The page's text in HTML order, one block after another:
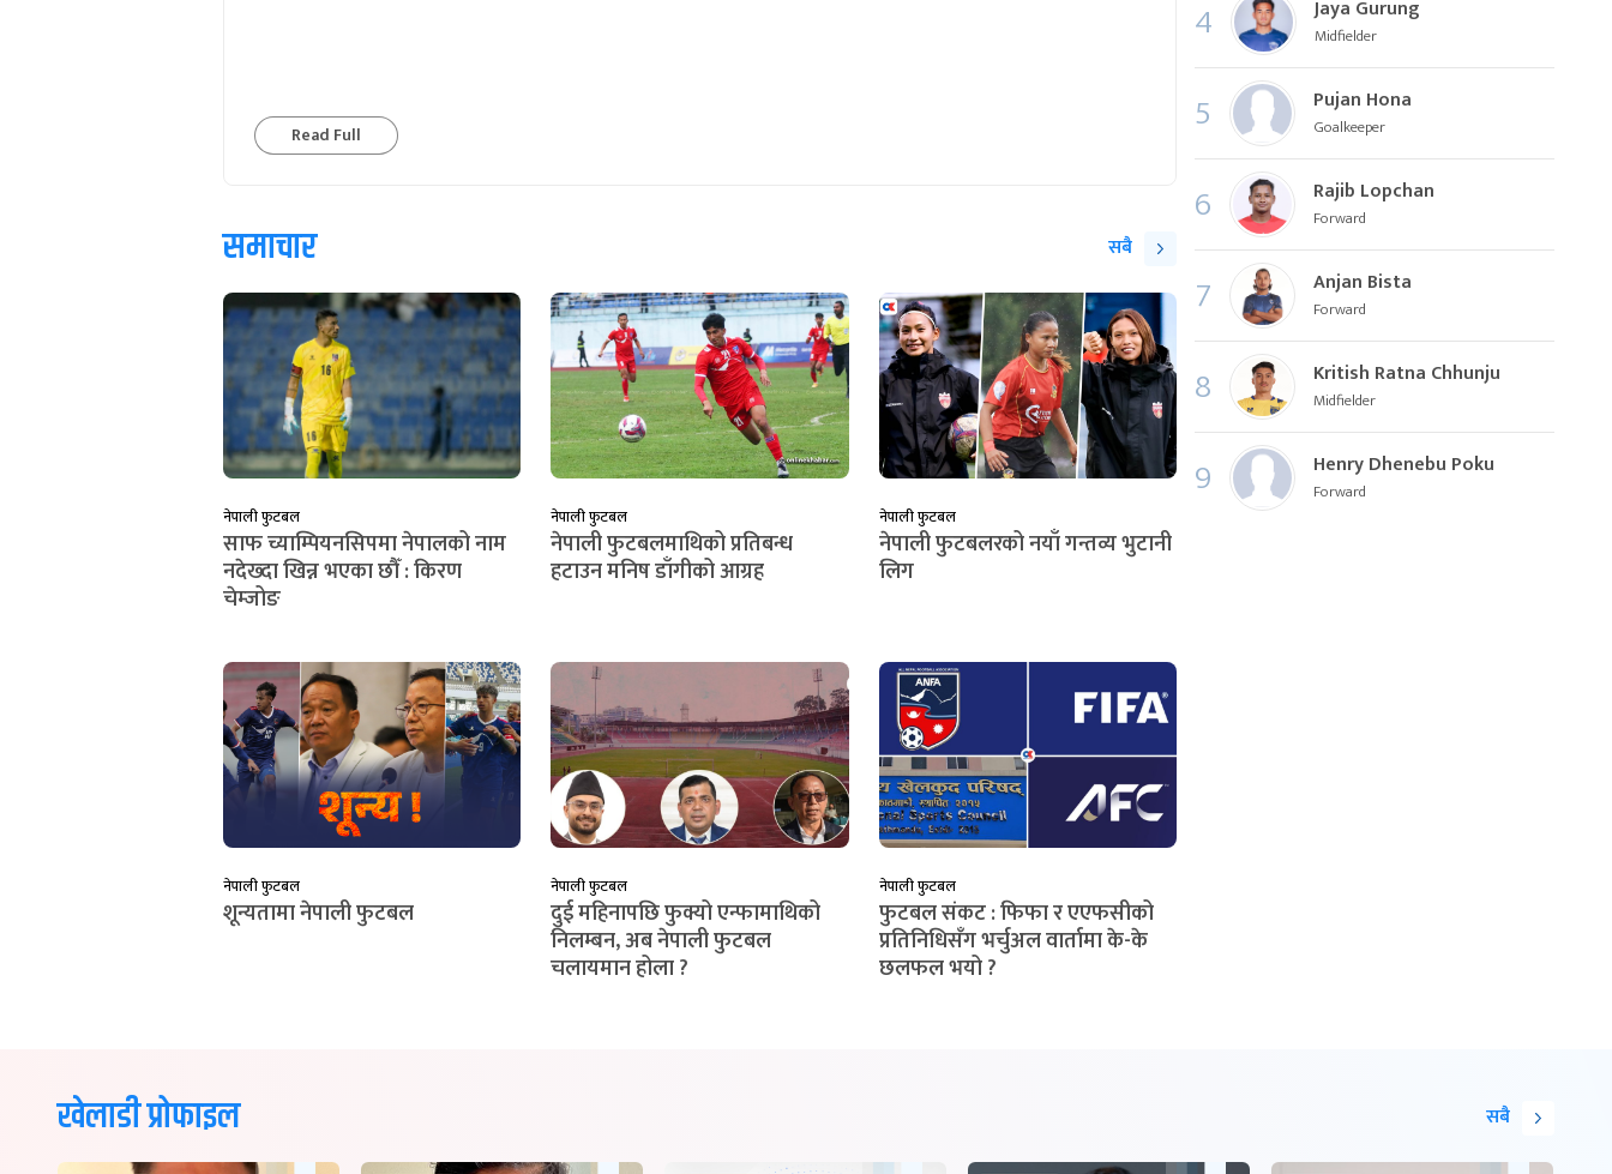
Read Full
समाचार सबै
नेपाली फुटबल
साफ च्याम्पियनसिपमा नेपालको नाम
नदेख्दा खिन्न भएका छौँ : किरण
चेम्जोङ
नेपाली फुटबल
नेपाली फुटबलमाथिको प्रतिबन्ध
हटाउन मनिष डाँगीको आग्रह
नेपाली फुटबल
नेपाली फुटबलरको नयाँ गन्तव्य भुटानी
लिग
नेपाली फुटबल
शून्यतामा नेपाली फुटबल
नेपाली फुटबल
दुई महिनापछि फुक्यो एन्फामाथिको
निलम्बन, अब नेपाली फुटबल
चलायमान होला ?
नेपाली फुटबल
फुटबल संकट : फिफा र एएफसीको
प्रतिनिधिसँग भर्चुअल वार्तामा के-के
छलफल भयो ?
4 Jaya Gurung
Midfielder
5 Pujan Hona
Goalkeeper
6 Rajib Lopchan
Forward
7 Anjan Bista
Forward
8 Kritish Ratna Chhunju
Midfielder
9 Henry Dhenebu Poku
Forward
खेलाडी प्रोफाइल सबै